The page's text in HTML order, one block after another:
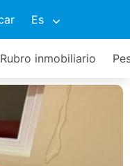
Es
Rubro inmobiliario